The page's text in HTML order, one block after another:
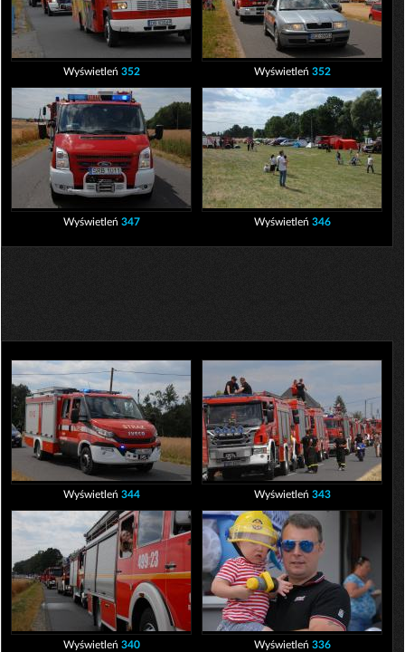
Wyświetleń 352 Wyświetleń 352
Wyświetleń 347 Wyświetleń 346
Wyświetleń 344 Wyświetleń 343
Wyświetleń 340 Wyświetleń 336